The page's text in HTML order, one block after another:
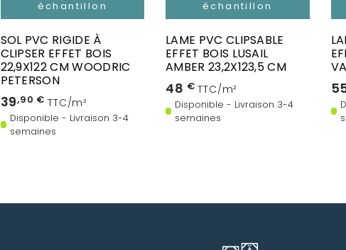
échantillon
SOL PVC RIGIDE À
CLIPSER EFFET BOIS
22,9X122 CM WOODRIC
PETERSON
39,90 € TTC/m²
Disponible - Livraison 3-4
semaines
échantillon
LAME PVC CLIPSABLE
EFFET BOIS LUSAIL
AMBER 23,2X123,5 CM
48 € TTC/m²
Disponible - Livraison 3-4
semaines